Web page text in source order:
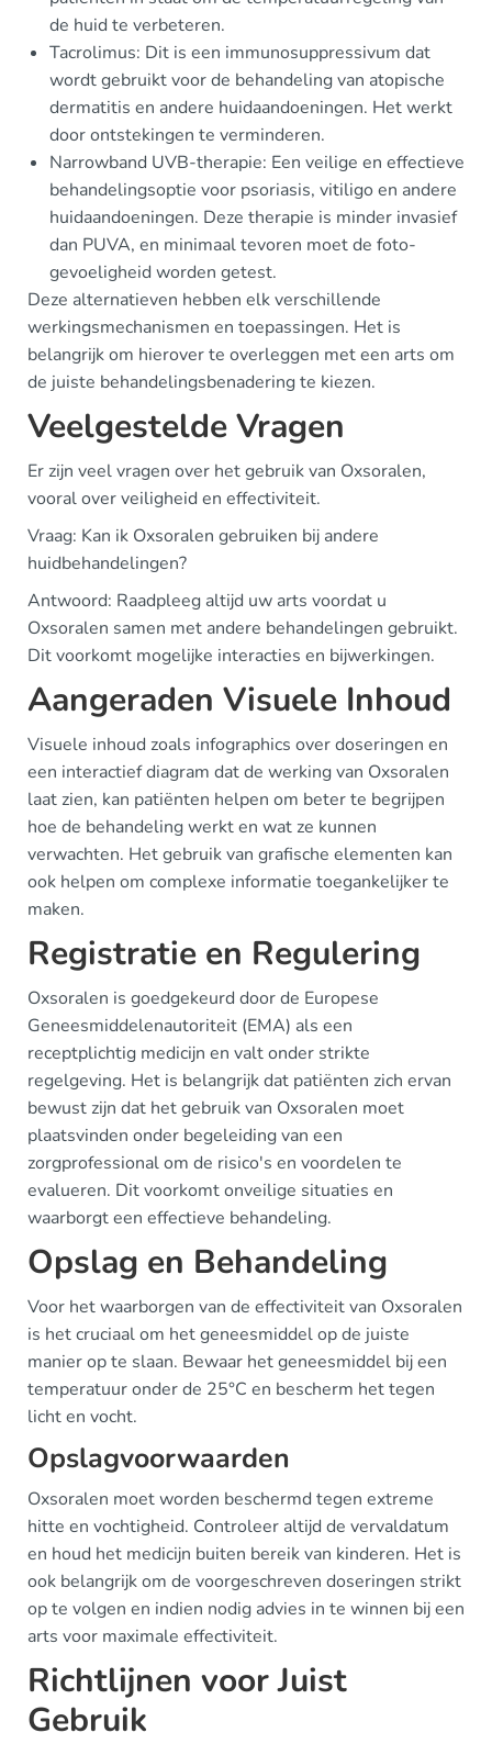
de huid te verbeteren.
Tacrolimus: Dit is een immunosuppressivum dat
wordt gebruikt voor de behandeling van atopische
dermatitis en andere huidaandoeningen. Het werkt
door ontstekingen te verminderen.
Narrowband UVB-therapie: Een veilige en effectieve
behandelingsoptie voor psoriasis, vitiligo en andere
huidaandoeningen. Deze therapie is minder invasief
dan PUVA, en minimaal tevoren moet de foto-
gevoeligheid worden getest.
Deze alternatieven hebben elk verschillende
werkingsmechanismen en toepassingen. Het is
belangrijk om hierover te overleggen met een arts om
de juiste behandelingsbenadering te kiezen.
Veelgestelde Vragen
Er zijn veel vragen over het gebruik van Oxsoralen,
vooral over veiligheid en effectiviteit.
Vraag: Kan ik Oxsoralen gebruiken bij andere
huidbehandelingen?
Antwoord: Raadpleeg altijd uw arts voordat u
Oxsoralen samen met andere behandelingen gebruikt.
Dit voorkomt mogelijke interacties en bijwerkingen.
Aangeraden Visuele Inhoud
Visuele inhoud zoals infographics over doseringen en
een interactief diagram dat de werking van Oxsoralen
laat zien, kan patiënten helpen om beter te begrijpen
hoe de behandeling werkt en wat ze kunnen
verwachten. Het gebruik van grafische elementen kan
ook helpen om complexe informatie toegankelijker te
maken.
Registratie en Regulering
Oxsoralen is goedgekeurd door de Europese
Geneesmiddelenautoriteit (EMA) als een
receptplichtig medicijn en valt onder strikte
regelgeving. Het is belangrijk dat patiënten zich ervan
bewust zijn dat het gebruik van Oxsoralen moet
plaatsvinden onder begeleiding van een
zorgprofessional om de risico's en voordelen te
evalueren. Dit voorkomt onveilige situaties en
waarborgt een effectieve behandeling.
Opslag en Behandeling
Voor het waarborgen van de effectiviteit van Oxsoralen
is het cruciaal om het geneesmiddel op de juiste
manier op te slaan. Bewaar het geneesmiddel bij een
temperatuur onder de 25°C en bescherm het tegen
licht en vocht.
Opslagvoorwaarden
Oxsoralen moet worden beschermd tegen extreme
hitte en vochtigheid. Controleer altijd de vervaldatum
en houd het medicijn buiten bereik van kinderen. Het is
ook belangrijk om de voorgeschreven doseringen strikt
op te volgen en indien nodig advies in te winnen bij een
arts voor maximale effectiviteit.
Richtlijnen voor Juist
Gebruik